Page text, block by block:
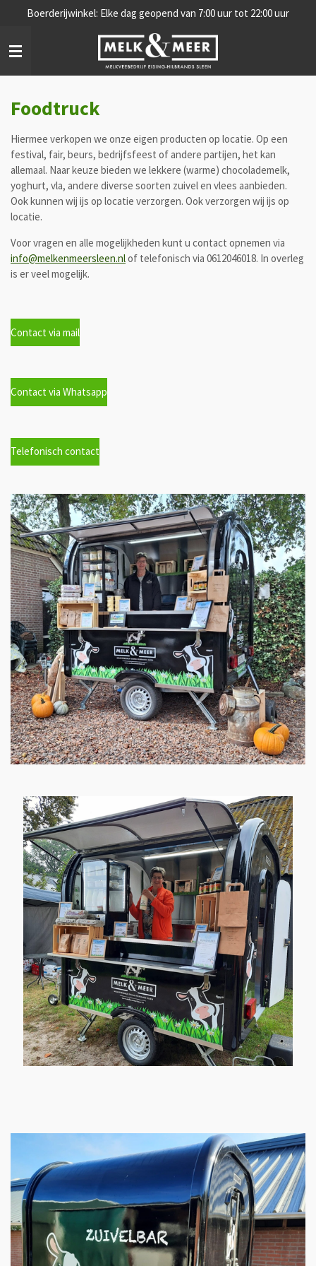
naar
de
hoofdinhoud
Boerderijwinkel: Elke dag geopend van 7:00 uur tot 22:00 uur
Foodtruck
Hiermee verkopen we onze eigen producten op locatie. Op een
festival, fair, beurs, bedrijfsfeest of andere partijen, het kan
allemaal. Naar keuze bieden we lekkere (warme) chocolademelk,
yoghurt, vla, andere diverse soorten zuivel en vlees aanbieden.
Ook kunnen wij ijs op locatie verzorgen. Ook verzorgen wij ijs op
locatie.
Voor vragen en alle mogelijkheden kunt u contact opnemen via
info@melkenmeersleen.nlof telefonisch via 0612046018. In overleg
is er veel mogelijk.
Contact via mail
Contact via Whatsapp
Telefonisch contact